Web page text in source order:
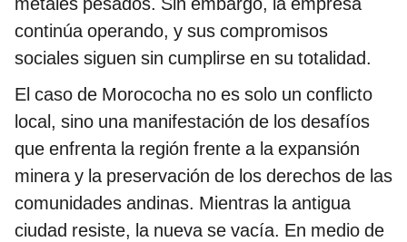
continúa operando, y sus compromisos
sociales siguen sin cumplirse en su totalidad.
El caso de Morococha no es solo un conflicto
local, sino una manifestación de los desafíos
que enfrenta la región frente a la expansión
minera y la preservación de los derechos de las
comunidades andinas. Mientras la antigua
ciudad resiste, la nueva se vacía. En medio de